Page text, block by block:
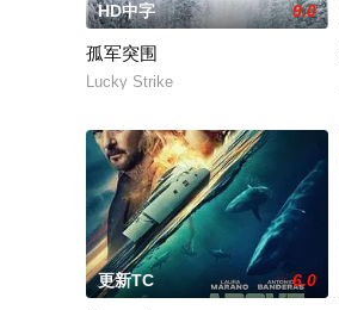
HD中字 9.0
孤军突围
Lucky Strike
更新TC 6.0